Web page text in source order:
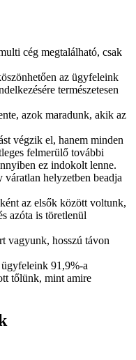
cég megtalálható, csak
az ügyfeleink
természetesen
azok maradunk, akik az
végzik el, hanem minden
felmerülő további
ez indokolt lenne.
helyzetben beadja
az elsők között voltunk,
azóta is töretlenül
vagyunk, hosszú távon
91,9%-a
tőlünk, mint amire